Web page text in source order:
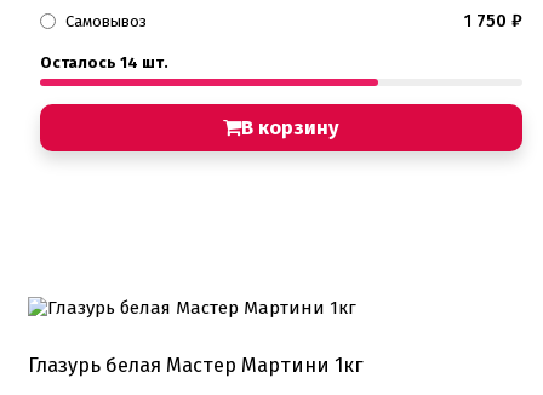
Самовывоз 1 750 ₽
Осталось 14 шт.
В корзину
Глазурь белая Мастер Мартини 1кг